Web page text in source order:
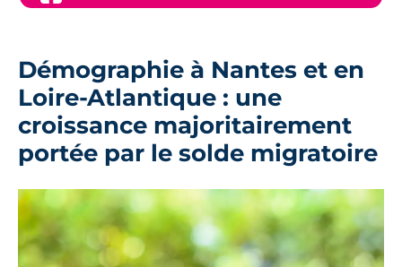
Démographie à Nantes et en
Loire-Atlantique : une
croissance majoritairement
portée par le solde migratoire